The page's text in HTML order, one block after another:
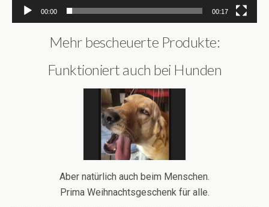
00:00 00:17
Mehr bescheuerte Produkte:
Funktioniert auch bei Hunden
Aber natürlich auch beim Menschen.
Prima Weihnachtsgeschenk für alle.